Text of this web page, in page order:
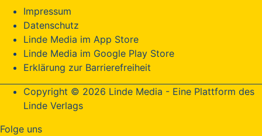
Impressum
Datenschutz
Linde Media im App Store
Linde Media im Google Play Store
Erklärung zur Barrierefreiheit
Copyright © 2026 Linde Media - Eine Plattform des
Linde Verlags
Folge uns